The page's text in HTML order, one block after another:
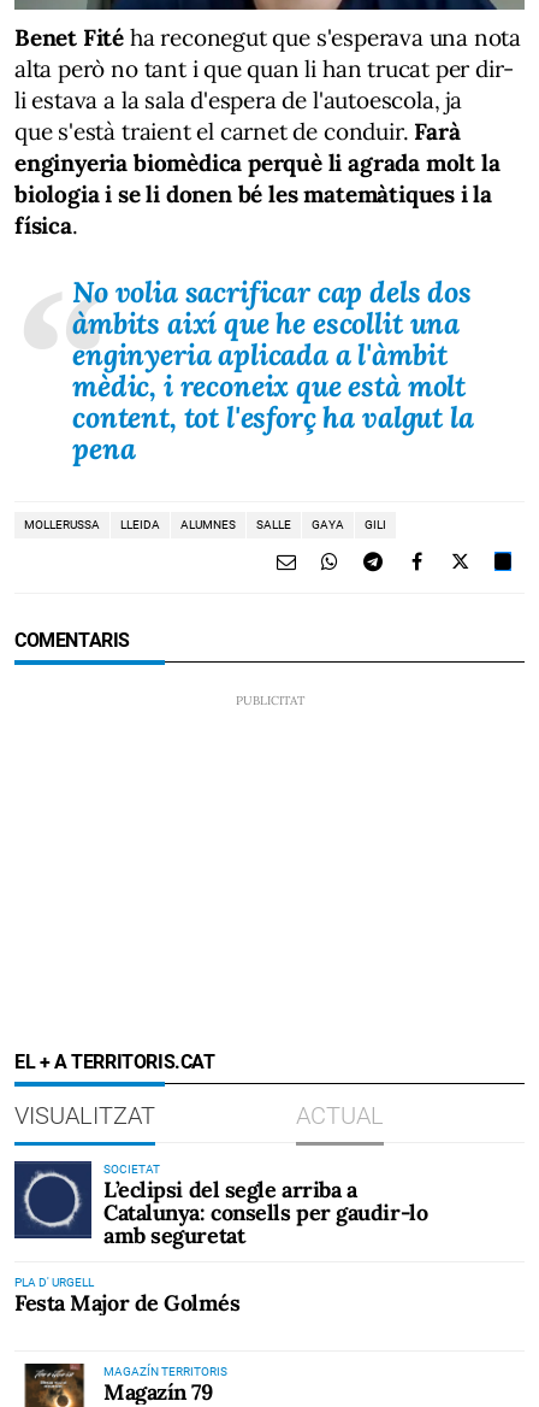
Benet Fité ha reconegut que s'esperava una nota
alta però no tant i que quan li han trucat per dir-
li estava a la sala d'espera de l'autoescola, ja
que s'està traient el carnet de conduir. Farà
enginyeria biomèdica perquè li agrada molt la
biologia i se li donen bé les matemàtiques i la
física.
No volia sacrificar cap dels dos
àmbits així que he escollit una
enginyeria aplicada a l'àmbit
mèdic, i reconeix que està molt
content, tot l'esforç ha valgut la
pena
MOLLERUSSA LLEIDA ALUMNES SALLE GAYA GILI
COMENTARIS
EL + A TERRITORIS.CAT
VISUALITZAT ACTUAL
SOCIETAT
L’eclipsi del segle arriba a
Catalunya: consells per gaudir-lo
amb seguretat
PLA D' URGELL
Festa Major de Golmés
MAGAZÍN TERRITORIS
Magazín 79